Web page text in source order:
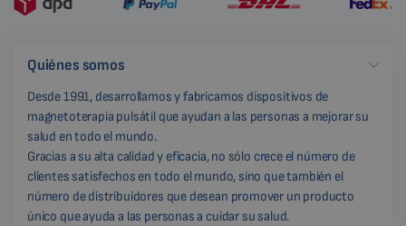
Quiénes somos
Desde 1991, desarrollamos y fabricamos dispositivos de
magnetoterapia pulsátil que ayudan a las personas a mejorar su
salud en todo el mundo.
Gracias a su alta calidad y eficacia, no sólo crece el número de
clientes satisfechos en todo el mundo, sino que también el
número de distribuidores que desean promover un producto
único que ayuda a las personas a cuidar su salud.